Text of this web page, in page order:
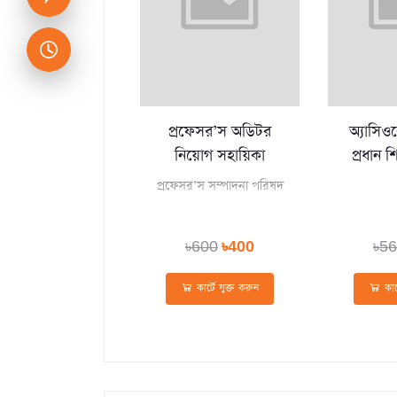
প্রফেসর’স অডিটর
নিয়োগ সহায়িকা
প্রফেসর’স সম্পাদনা পরিষদ
৳600৳400
কার্টে যুক্ত করুন
প্রধান